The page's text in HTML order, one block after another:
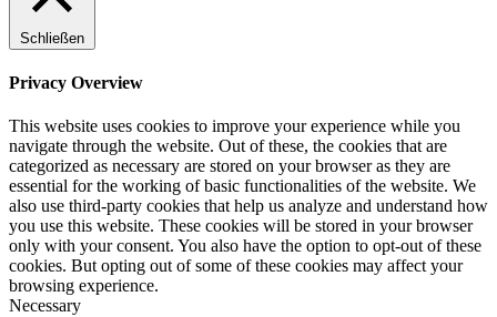
Schließen
Privacy Overview
This website uses cookies to improve your experience while you
navigate through the website. Out of these, the cookies that are
categorized as necessary are stored on your browser as they are
essential for the working of basic functionalities of the website. We
also use third-party cookies that help us analyze and understand how
you use this website. These cookies will be stored in your browser
only with your consent. You also have the option to opt-out of these
cookies. But opting out of some of these cookies may affect your
browsing experience.
Necessary